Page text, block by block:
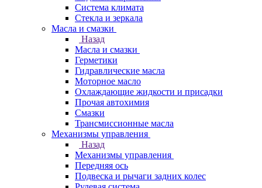
Система климата
Стекла и зеркала
Масла и смазки
Назад
Масла и смазки
Герметики
Гидравлические масла
Моторное масло
Охлаждающие жидкости и присадки
Прочая автохимия
Смазки
Трансмиссионные масла
Механизмы управления
Назад
Механизмы управления
Передняя ось
Подвеска и рычаги задних колес